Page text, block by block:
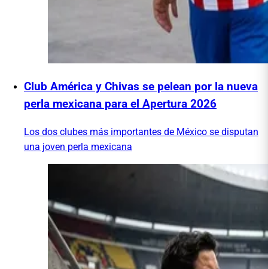
Club América y Chivas se pelean por la nueva
perla mexicana para el Apertura 2026
Los dos clubes más importantes de México se disputan
una joven perla mexicana